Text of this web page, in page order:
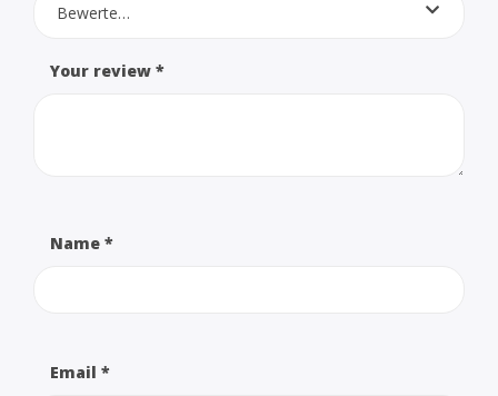
Bewerte…
Your review *
Name *
Email *